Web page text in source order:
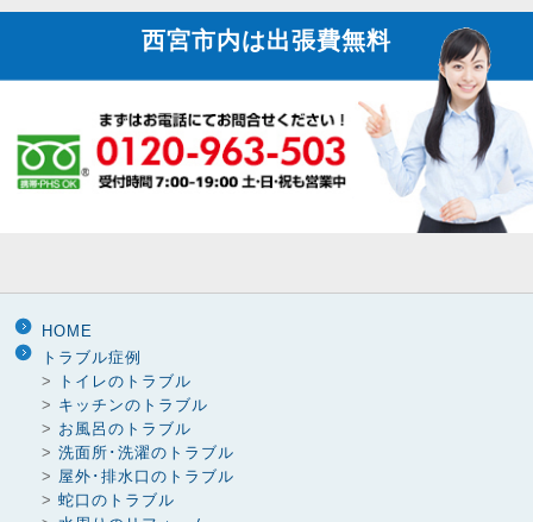
西宮市内は出張費無料
HOME
トラブル症例
>
トイレのトラブル
> キッチンのトラブル
> お風呂のトラブル
> 洗面所･洗濯のトラブル
> 屋外･排水口のトラブル
> 蛇口のトラブル